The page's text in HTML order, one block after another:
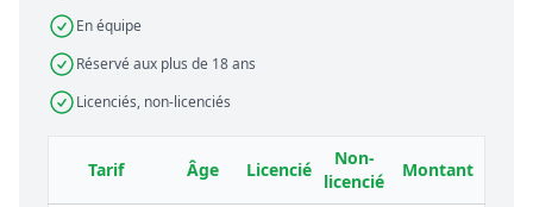
En équipe
Réservé aux plus de 18 ans
Licenciés, non-licenciés
Tarif Âge Licencié
Non-
licencié
Montant